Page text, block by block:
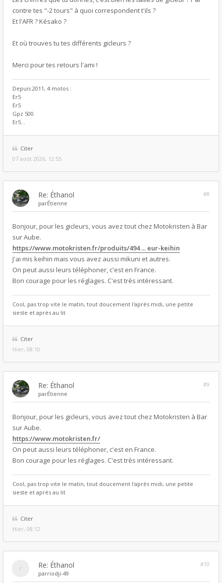
contre tes "-2 tours" à quoi correspondent t'ils ?
Et l'AFR ? Késako ?
Et où trouves tu tes différents gicleurs ?
Merci pour tes retours l'ami !
Depuis 2011, 4 motos :
Er5
Er5
Gpz 500
Er5...
Citer
07 août 2026, 12:55
Re: Éthanol
#8
parÉtienne
Bonjour, pour les gicleurs, vous avez tout chez Motokristen à Bar
sur Aube.
https://www.motokristen.fr/produits/494 ... eur-keihin
J'ai mis keihin mais vous avez aussi mikuni et autres.
On peut aussi leurs téléphoner, c'est en France.
Bon courage pour les réglages. C'est très intéressant.
Cool, pas trop vite le matin, tout doucement l'après midi, une petite
sieste et après au lit
Citer
Hier, 08:10
Re: Éthanol
#9
parÉtienne
Bonjour, pour les gicleurs, vous avez tout chez Motokristen à Bar
sur Aube.
https://www.motokristen.fr/
On peut aussi leurs téléphoner, c'est en France.
Bon courage pour les réglages. C'est très intéressant.
Cool, pas trop vite le matin, tout doucement l'après midi, une petite
sieste et après au lit
Citer
Hier, 08:12
Re: Éthanol
#10
parriodji-49